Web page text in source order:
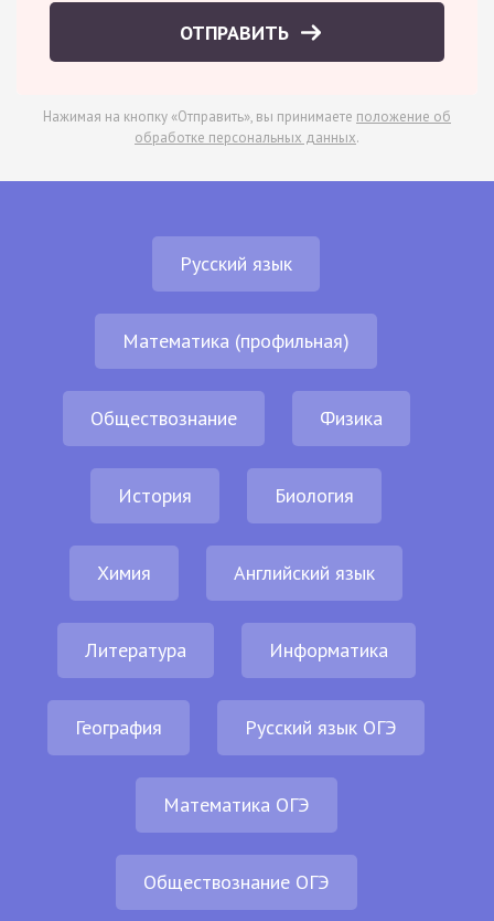
ОТПРАВИТЬ
Нажимая на кнопку «Отправить», вы принимаете положение об
обработке персональных данных.
Русский язык
Математика (профильная)
Обществознание Физика
История Биология
Химия Английский язык
Литература Информатика
География Русский язык ОГЭ
Математика ОГЭ
Обществознание ОГЭ